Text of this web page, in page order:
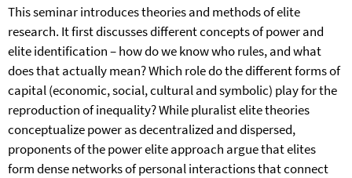
This seminar introduces theories and methods of elite
research. It first discusses different concepts of power and
elite identification – how do we know who rules, and what
does that actually mean? Which role do the different forms of
capital (economic, social, cultural and symbolic) play for the
reproduction of inequality? While pluralist elite theories
conceptualize power as decentralized and dispersed,
proponents of the power elite approach argue that elites
form dense networks of personal interactions that connect